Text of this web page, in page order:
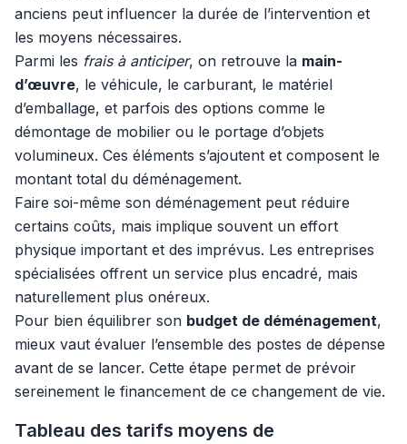
anciens peut influencer la durée de l’intervention et
les moyens nécessaires.
Parmi les frais à anticiper, on retrouve la main-
d’œuvre, le véhicule, le carburant, le matériel
d’emballage, et parfois des options comme le
démontage de mobilier ou le portage d’objets
volumineux. Ces éléments s’ajoutent et composent le
montant total du déménagement.
Faire soi-même son déménagement peut réduire
certains coûts, mais implique souvent un effort
physique important et des imprévus. Les entreprises
spécialisées offrent un service plus encadré, mais
naturellement plus onéreux.
Pour bien équilibrer son budget de déménagement,
mieux vaut évaluer l’ensemble des postes de dépense
avant de se lancer. Cette étape permet de prévoir
sereinement le financement de ce changement de vie.
Tableau des tarifs moyens de